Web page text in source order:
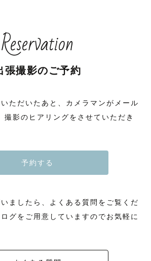
Reservation
張撮影のご予約
ただいたあと、カメラマンがメール
撮影のヒアリングをさせていただき
予約する
ましたら、よくある質問をご覧くだ
グをご用意していますのでお気軽に